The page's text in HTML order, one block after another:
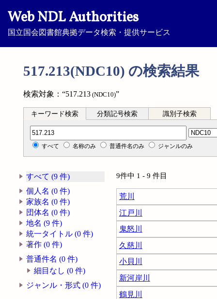
Web NDL Authorities
国立国会図書館典拠データ検索・提供サービス
517.213(NDC10) の検索結果
検索対象：“517.213 (NDC10)”
キーワード検索 分類記号検索 識別子検索
分類記号検索
すべて 名称のみ 普通件名のみ ジャンルのみ
すべて (9 件)
個人名 (0 件)
家族名 (0 件)
団体名 (0 件)
地名 (9 件)
統一タイトル (0 件)
著作 (0 件)
普通件名 (0 件)
細目なし (0 件)
ジャンル・形式 (0 件)
9件中 1 - 9 件目
荒川
江戸川
鬼怒川
久慈川
小貝川
新河岸川
鶴見川